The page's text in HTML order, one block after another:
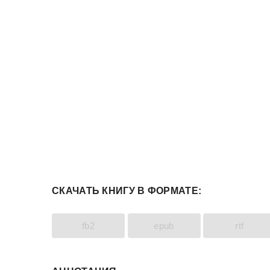
СКАЧАТЬ КНИГУ В ФОРМАТЕ:
fb2 epub rtf